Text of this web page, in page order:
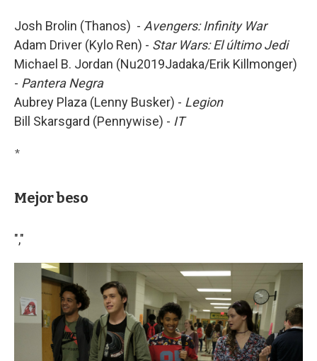
Josh Brolin (Thanos) - Avengers: Infinity War
Adam Driver (Kylo Ren) - Star Wars: El último Jedi
Michael B. Jordan (Nu2019Jadaka/Erik Killmonger)
- Pantera Negra
Aubrey Plaza (Lenny Busker) - Legion
Bill Skarsgard (Pennywise) - IT
*
Mejor beso
","